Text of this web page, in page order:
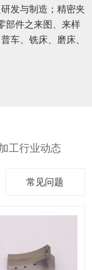
发与制造；精密夹
部件之来图、来样
车、铣床、磨床、
工行业动态
常见问题